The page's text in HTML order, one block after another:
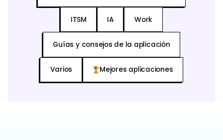
ITSM IA Work
Guías y consejos de la aplicación
Varios Mejores aplicaciones